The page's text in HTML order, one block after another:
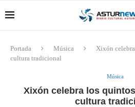
Portada Música
Xixón
cultura tradicional
Música
Xixón celebra los
cultura